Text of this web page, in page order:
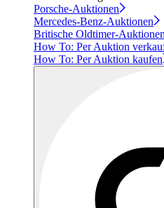
Porsche-Auktionen
Mercedes-Benz-Auktionen
Britische Oldtimer-Auktionen
How To: Per Auktion
How To: Per Auktion kaufen